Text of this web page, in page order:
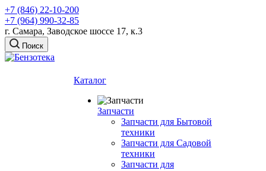
+7 (846) 22-10-200
+7 (964) 990-32-85
г. Самара, Заводское шоссе 17, к.3
Поиск
Каталог
Запчасти
Запчасти для Бытовой
техники
Запчасти для Садовой
техники
Запчасти для